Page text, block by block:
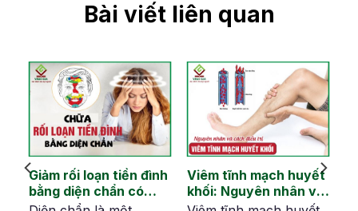
Bài viết liên quan
Giảm rối loạn tiền đình
bằng diện chẩn có
hiệu quả không?
Viêm tĩnh mạch huyết
khối: Nguyên nhân và
tránh biến chứng